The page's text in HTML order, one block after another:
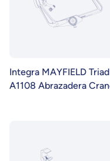
Integra MAYFIELD Triad
A1108 Abrazadera